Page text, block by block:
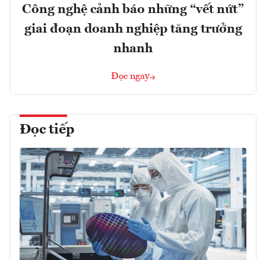
Công nghệ cảnh báo những “vết nứt”
giai đoạn doanh nghiệp tăng trưởng
nhanh
Đọc ngay
Đọc tiếp